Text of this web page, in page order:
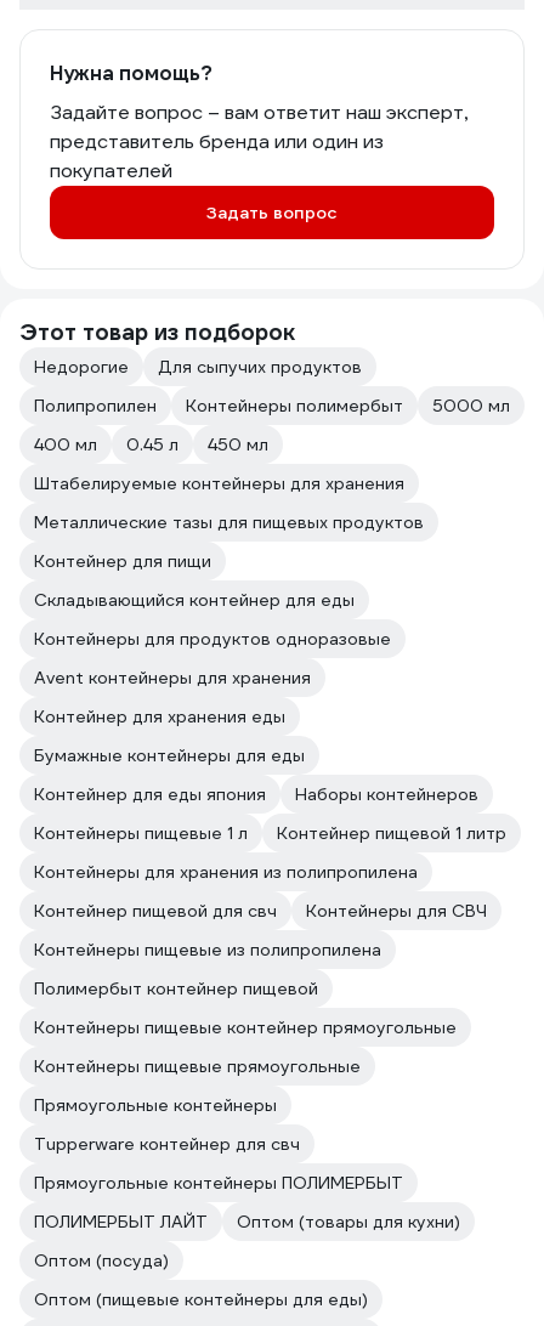
Нужна помощь?
Задайте вопрос – вам ответит наш эксперт,
представитель бренда или один из
покупателей
Задать вопрос
Этот товар из подборок
Недорогие
Для сыпучих продуктов
Полипропилен
Контейнеры полимербыт
5000 мл
400 мл
0.45 л
450 мл
Штабелируемые контейнеры для хранения
Металлические тазы для пищевых продуктов
Контейнер для пищи
Складывающийся контейнер для еды
Контейнеры для продуктов одноразовые
Avent контейнеры для хранения
Контейнер для хранения еды
Бумажные контейнеры для еды
Контейнер для еды япония
Наборы контейнеров
Контейнеры пищевые 1 л
Контейнер пищевой 1 литр
Контейнеры для хранения из полипропилена
Контейнер пищевой для свч
Контейнеры для СВЧ
Контейнеры пищевые из полипропилена
Полимербыт контейнер пищевой
Контейнеры пищевые контейнер прямоугольные
Контейнеры пищевые прямоугольные
Прямоугольные контейнеры
Tupperware контейнер для свч
Прямоугольные контейнеры ПОЛИМЕРБЫТ
ПОЛИМЕРБЫТ ЛАЙТ
Оптом (товары для кухни)
Оптом (посуда)
Оптом (пищевые контейнеры для еды)